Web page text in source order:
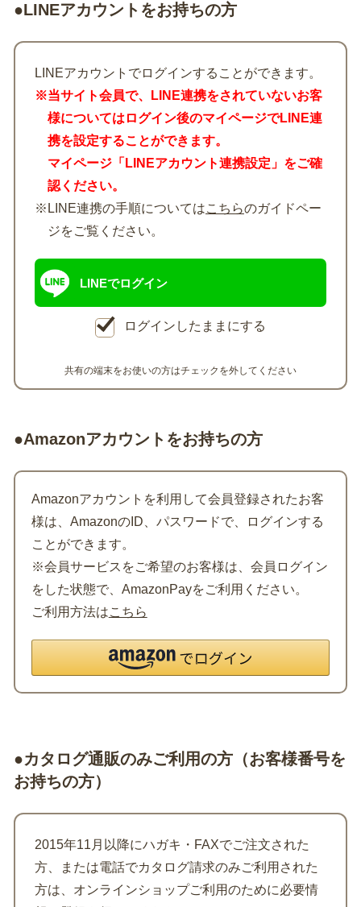
●LINEアカウントをお持ちの方
LINEアカウントでログインすることができます。
※当サイト会員で、LINE連携をされていないお客
様についてはログイン後のマイページでLINE連
携を設定することができます。
マイページ「LINEアカウント連携設定」をご確
認ください。
※LINE連携の手順についてはこちらのガイドペー
ジをご覧ください。
LINEでログイン
ログインしたままにする
共有の端末をお使いの方はチェックを外してください
●Amazonアカウントをお持ちの方
Amazonアカウントを利用して会員登録されたお客
様は、AmazonのID、パスワードで、ログインする
ことができます。
※会員サービスをご希望のお客様は、会員ログイン
をした状態で、AmazonPayをご利用ください。
ご利用方法はこちら
●カタログ通販のみご利用の方（お客様番号を
お持ちの方）
2015年11月以降にハガキ・FAXでご注文された
方、または電話でカタログ請求のみご利用された
方は、オンラインショップご利用のために必要情